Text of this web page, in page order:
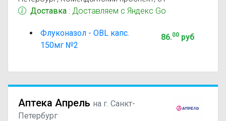
Доставка : Доставляем с Яндекс Go
Флуконазол - OBL капс.
150мг №2
86.00руб
Аптека Апрель на г. Санкт-
Петербург